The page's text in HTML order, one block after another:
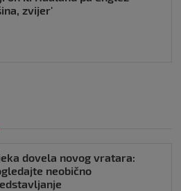
zvijer'
dovela novog vratara:
neobično